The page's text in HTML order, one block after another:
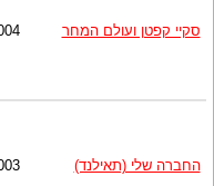
סקיי קפטן ועולם המחר
החברה שלי (תאילנד)